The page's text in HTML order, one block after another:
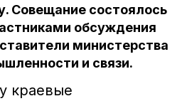
Совещание состоялось
обсуждения
министерства
и связи.
краевые